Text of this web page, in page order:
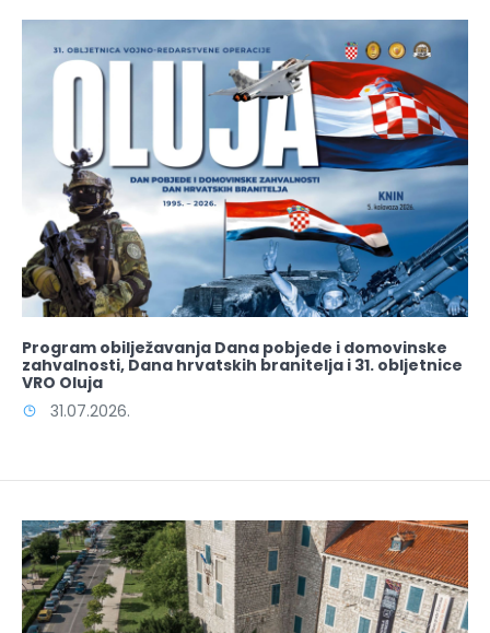
Program obilježavanja Dana pobjede i domovinske
zahvalnosti, Dana hrvatskih branitelja i 31. obljetnice
VRO Oluja
31.07.2026.